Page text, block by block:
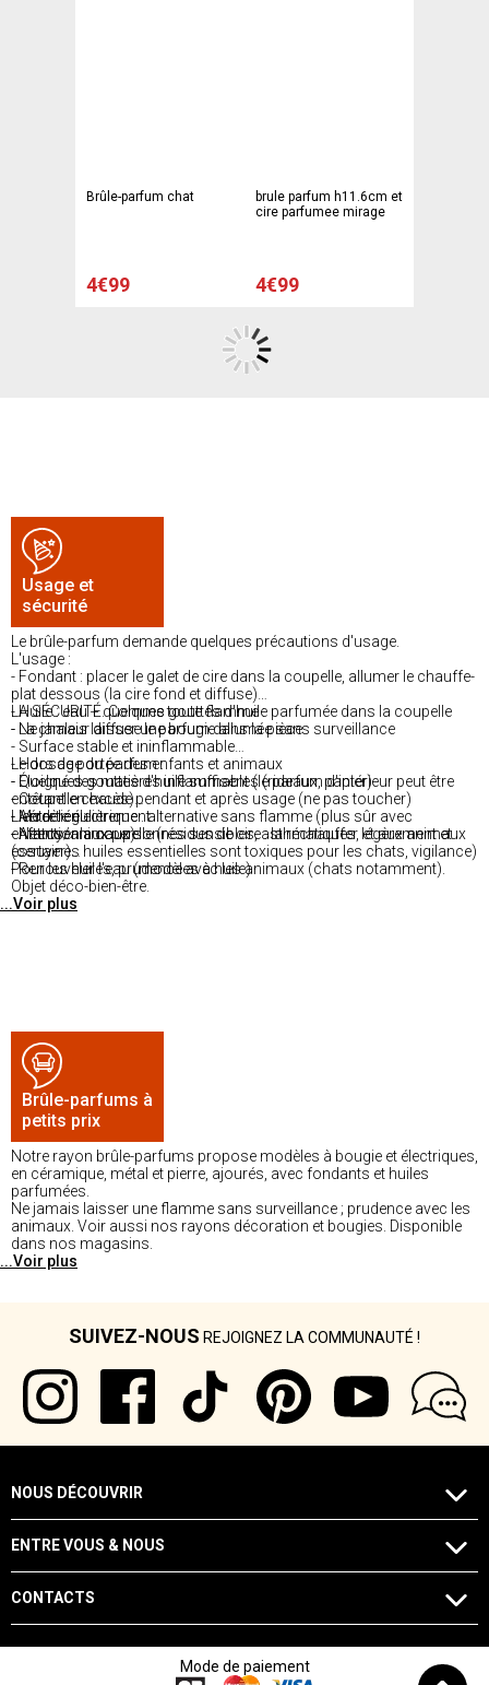
Brûle-parfum chat
4€99
brule parfum h11.6cm et
cire parfumee mirage
4€99
Usage et
sécurité
Le brûle-parfum demande quelques précautions d'usage.
L'usage :
- Fondant : placer le galet de cire dans la coupelle, allumer le chauffe-
plat dessous (la cire fond et diffuse)
- Huile : eau + quelques gouttes d'huile parfumée dans la coupelle
- La chaleur diffuse le parfum dans la pièce
LA SÉCURITÉ. Comme toute flamme :
- Ne jamais laisser une bougie allumée sans surveillance
- Surface stable et ininflammable
- Hors de portée des enfants et animaux
- Éloigné des matières inflammables (rideaux, papier)
- Coupelle chaude pendant et après usage (ne pas toucher)
- Modèle électrique : alternative sans flamme (plus sûr avec
enfants/animaux)
Le dosage du parfum :
- Quelques gouttes d'huile suffisent (le parfum d'intérieur peut être
entêtant en excès)
- Aérer régulièrement
- Attention aux personnes sensibles, asthmatiques, et aux animaux
(certaines huiles essentielles sont toxiques pour les chats, vigilance)
L'entretien :
- Nettoyer la coupelle (résidus de cire : la réchauffer légèrement et
essuyer)
- Renouveler l'eau (modèles à huile)
Pour les huiles, prudence avec les animaux (chats notamment).
Objet déco-bien-être.
...Voir plus
Brûle-parfums à
petits prix
Notre rayon brûle-parfums propose modèles à bougie et électriques,
en céramique, métal et pierre, ajourés, avec fondants et huiles
parfumées.
Ne jamais laisser une flamme sans surveillance ; prudence avec les
animaux. Voir aussi nos rayons décoration et bougies. Disponible
dans nos magasins.
...Voir plus
SUIVEZ-NOUS REJOIGNEZ LA COMMUNAUTÉ !
NOUS DÉCOUVRIR
ENTRE VOUS & NOUS
CONTACTS
Mode de paiement